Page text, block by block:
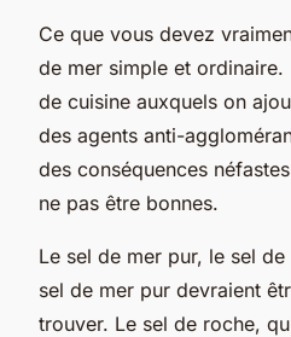
Ce que vous devez
de mer simple et
de cuisine auxquels on
des agents anti-
des conséquences
ne pas être bonnes.
Le sel de mer pur, le sel
sel de mer pur devraient
trouver. Le sel de roche,